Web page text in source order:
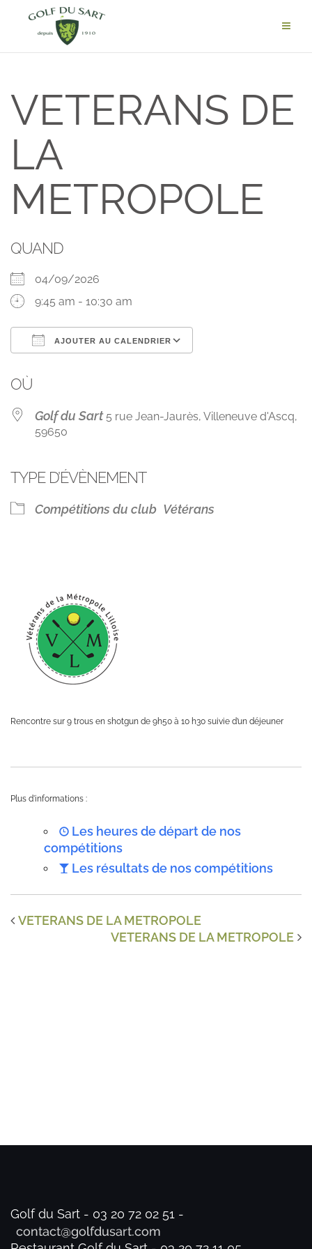
VETERANS DE
LA
METROPOLE
QUAND
04/09/2026
9:45 am - 10:30 am
AJOUTER AU CALENDRIER
OÙ
Golf du Sart5 rue Jean-Jaurès, Villeneuve d'Ascq,
59650
TYPE D’ÉVÈNEMENT
Compétitions du club Vétérans
Rencontre sur 9 trous en shotgun de 9h50 à 10 h30 suivie d’un déjeuner
Plus d'informations :
Les heures de départ de nos
compétitions
Les résultats de nos compétitions
VETERANS DE LA METROPOLE
VETERANS DE LA METROPOLE
Golf du Sart - 03 20 72 02 51 -